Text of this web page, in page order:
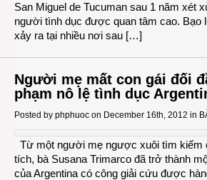
San Miguel de Tucuman sau 1 năm xét
người tình dục được quan tâm cao. Bạo
xảy ra tại nhiều nơi sau […]
Người mẹ mất con gái đối
phạm nô lệ tình dục
Posted by phphuoc on December 16th, 2012 in
Từ một người mẹ ngược xuôi tìm kiếm
tích, bà Susana Trimarco đã trở thành
của Argentina có công giải cứu được